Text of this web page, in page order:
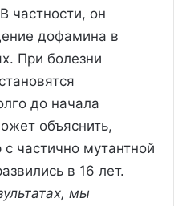
частности, он
дофамина в
При болезни
до начала
объяснить,
частично мутантной
в 16 лет.
мы